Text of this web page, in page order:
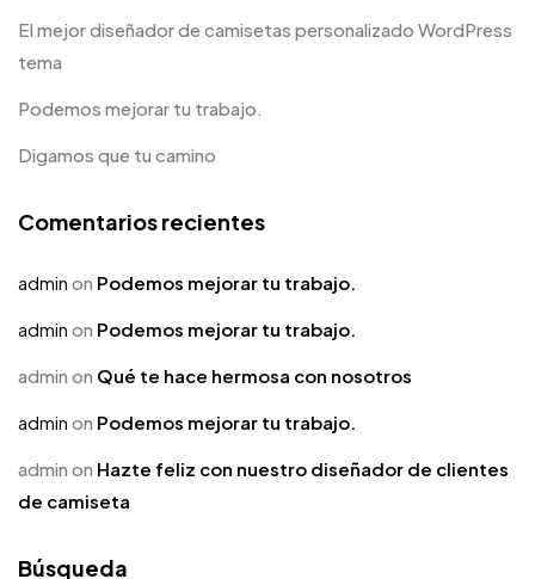
El mejor diseñador de camisetas personalizado WordPress
tema
Podemos mejorar tu trabajo.
Digamos que tu camino
Comentarios recientes
admin on Podemos mejorar tu trabajo.
admin on Podemos mejorar tu trabajo.
admin on Qué te hace hermosa con nosotros
admin on Podemos mejorar tu trabajo.
admin on Hazte feliz con nuestro diseñador de clientes
de camiseta
Búsqueda